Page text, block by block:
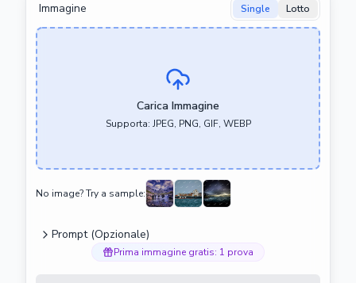
Immagine Single Lotto
Carica Immagine
Supporta: JPEG, PNG, GIF, WEBP
No image? Try a sample:
Prompt (Opzionale)
Prima immagine gratis: 1 prova